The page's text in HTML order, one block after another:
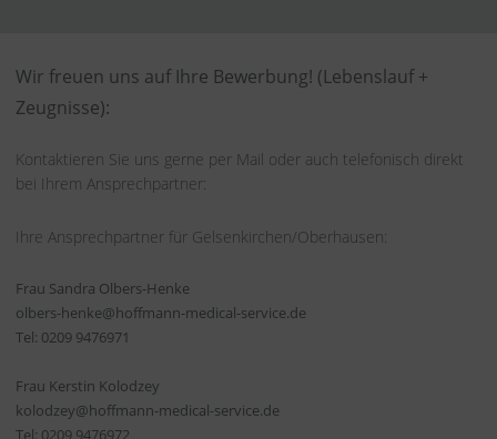
Wir freuen uns auf Ihre Bewerbung! (Lebenslauf +
Zeugnisse):
Kontaktieren Sie uns gerne per Mail oder auch telefonisch direkt
bei Ihrem Ansprechpartner:
Ihre Ansprechpartner für Gelsenkirchen/Oberhausen:
Frau Sandra Olbers-Henke
olbers-henke@hoffmann-medical-service.de
Tel: 0209 9476971
Frau Kerstin Kolodzey
kolodzey@hoffmann-medical-service.de
Tel: 0209 9476972